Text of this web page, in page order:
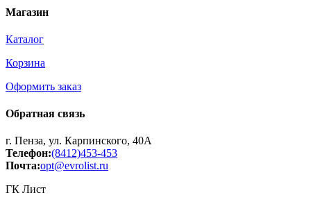
Магазин
Каталог
Корзина
Оформить заказ
Обратная связь
г. Пенза, ул. Карпинского, 40А
Телефон:(8412)453-453
Почта:opt@evrolist.ru
ГК Лист